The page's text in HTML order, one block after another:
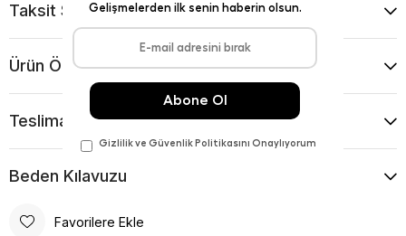
Taksit Seçenekleri
Ürün Önerileri
Teslimat Ve İade Koşulları
Beden Kılavuzu
Favorilere Ekle